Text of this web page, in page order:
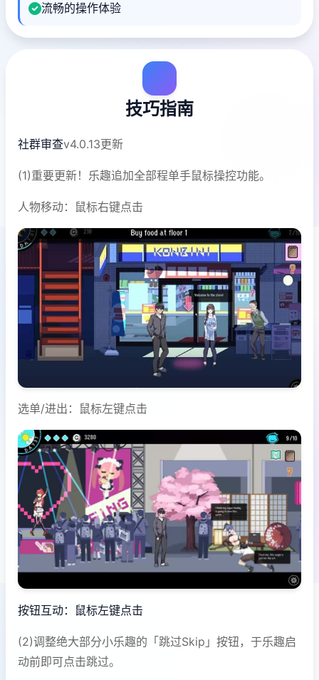
流畅的操作体验
技巧指南
社群审查v4.0.13更新
(1)重要更新！乐趣追加全部程单手鼠标操控功能。
人物移动：鼠标右键点击
选单/进出：鼠标左键点击
按钮互动：鼠标左键点击
(2)调整绝大部分小乐趣的「跳过Skip」按钮，于乐趣启
动前即可点击跳过。